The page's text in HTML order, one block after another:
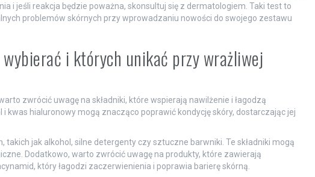
i jeśli reakcja będzie poważna, skonsultuj się z dermatologiem. Taki test to
problemów skórnych przy wprowadzaniu nowości do swojego zestawu
i których unikać przy wrażliwej
zwrócić uwagę na składniki, które wspierają nawilżenie i łagodzą
i kwas hialuronowy mogą znacząco poprawić kondycję skóry, dostarczając jej
takich jak alkohol, silne detergenty czy sztuczne barwniki. Te składniki mogą
Dodatkowo, warto zwrócić uwagę na produkty, które zawierają
który łagodzi zaczerwienienia i poprawia barierę skórną.